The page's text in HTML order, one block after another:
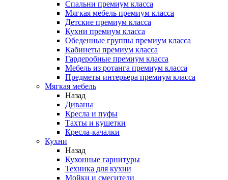
Спальни премиум класса
Мягкая мебель премиум класса
Детские премиум класса
Кухни премиум класса
Обеденные группы премиум класса
Кабинеты премиум класса
Гардеробные премиум класса
Мебель из ротанга премиум класса
Предметы интерьера премиум класса
Мягкая мебель
Назад
Диваны
Кресла и пуфы
Тахты и кушетки
Кресла-качалки
Кухни
Назад
Кухонные гарнитуры
Техника для кухни
Мойки и смесители